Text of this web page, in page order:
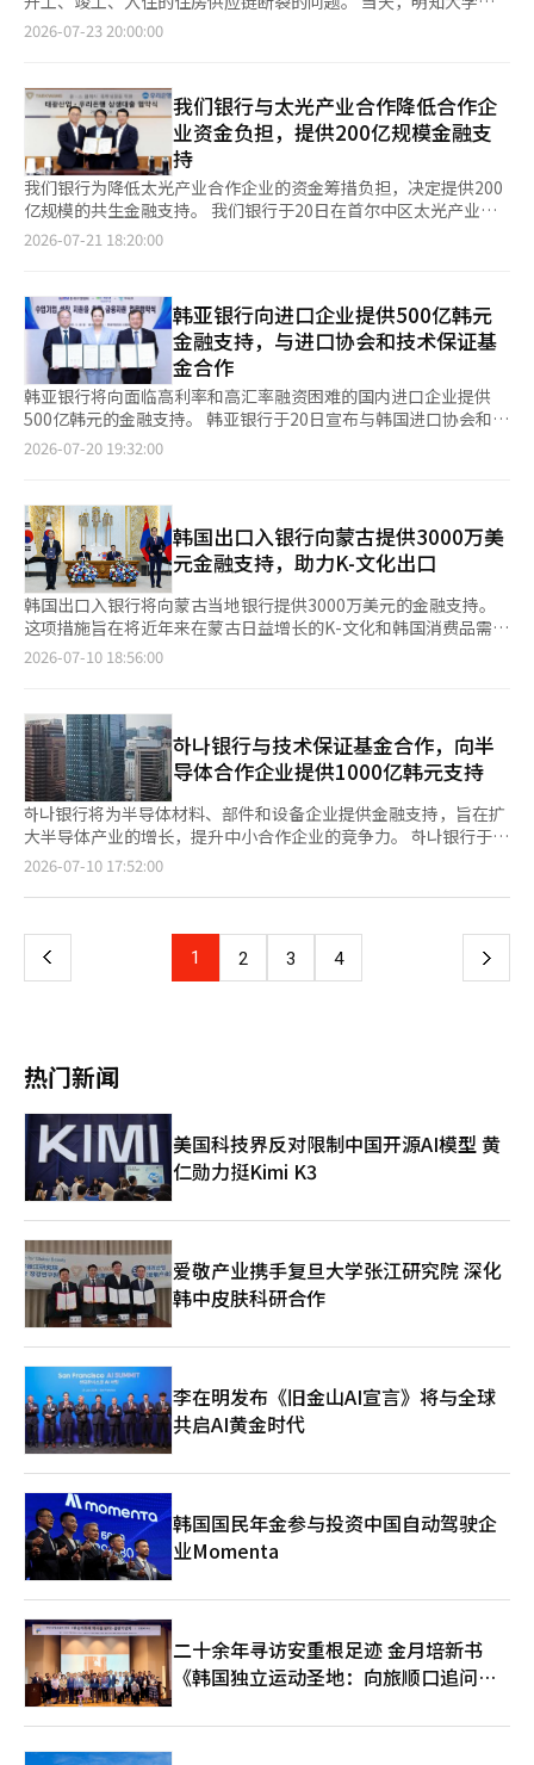
场和南东国家产业园区，向商会发展基金捐赠并召开企业座谈会，
听取现场的困难情况。汉拿银行计划针对仁川本地企业推出总计
竞争力，提供量身定制的金融支持。 李浩成行长表示：“与小商
户和产业园区企业的共生是金融机构应尽的责任”，并表示：“我
们将通过切实的地方定制金融支持，成为与地方共同成长的金融伙
伴。”
地产学教授晋美允作为发言人强调，政府需要提供金融和税制支
示：“自2022年以来，审批和开工数量同时急剧减少，尤其是开
工量大幅下降。这将导致未来竣工和入住数量的减少，以及现有交
易市场的房源减少，从而最终加大低收入和中产阶级的居住成
本。” 她还指出：“在租赁诈骗事件后，租客的信任崩溃，青年
单身家庭和新婚夫妇的重要居住选择——非公寓新建项目大幅减
少。因此，迫切需要恢复住房供应管道，使审批与开工、开工与竣
工、入住相连。” 晋教授强调，为了解决供应瓶颈，首先需要有
针对性的金融和税制支持，以恢复新建供应。她指出：“在完成土
项目。然而，放松监管或支持可能会刺激价格或预期，因此应采取
有选择的差别支持。” 她还强调，必须解决民间整治项目各阶段
的瓶颈问题。晋教授表示：“整治项目是需要重点开放的长期住房
供应通道，但仅靠放宽容积率是有限的。需要持续管理施工成本负
担、金融支持、分摊费用、协会冲突等各阶段的瓶颈，并检查监管
放松是否真正转化为供应。” 此外，晋教授提到：“应整合规
划、补偿、土地开发、交通等各阶段的风险因素，强化中央与地方
政府及公共部门的协作，以便让公众感受到‘我能住得起的房
还指出，应同时推进针对低利用和闲置土地的计划性综合开发。她
表示：“由于产业、就业和消费结构的变化，未能得到合理利用的
商业和工业区域需要灵活转变为居住用途，但应优先采取有选择的
计划性综合开发，而非一刀切的放宽。” 此外，晋教授还补充
说，应通过培养专业租赁主体来扩展租赁中介市场。她指出：“需
要培养具备专业性的租赁人，以填补严格的公共租赁与私人租赁市
场之间的巨大空白，使新建和长期租赁运营成为可能。同时，接受
支持的租赁人必须遵守公共性、透明管理和保护租客的义务。”
降低进入门槛的住房阶梯作用。”她还提到：“应改善重叠复杂的
制度体系，如调控区域、投机过热地区、土地交易许可区域等，保
持对市场不安的应对能力，同时减少公众负担和不便。” 会议结
束后，李在明总统还向晋教授询问了自2022年以来住房审批和开
工数量急剧减少的结构性原因。 晋教授回答：“自2022年底开始
的加息影响很大。造成建筑行业开工延迟的主要是由于疫情后全球
供应链的混乱、材料采购问题和施工成本上升等内外部环境恶化，
回暖，但占建筑行业90%以上的中小住宅建筑商参与的市场仍然大
幅低迷。” 她还指出，持续的高利率、材料采购困难、项目融资
市场未改善等问题，使得“考虑到客观经济形势，审批和开工的萎
2026-07-23 20:00:00
我们银行与太光产业合作降低合作企
业资金负担，提供200亿规模金融支
持
我们银行为降低太光产业合作企业的资金筹措负担，决定提供200
亿规模的共生金融支持。 我们银行于20日在首尔中区太光产业总
部与太光产业签署了《合作企业共同成长的共生金融业务协议》。
3.5个百分点的利率优惠，以降低利息负担。 除了金融支持外，我
们还将为合作企业提供非金融服务，以帮助其经营稳定，包括支持
企业的稳定继承的继承咨询和针对员工的定制资产管理服务等。
此外，双方通过此次协议，旨在提高合作企业的金融可及性，支持
投资和业务扩展。预计将加强大企业与合作企业之间的共生合作体
系，提高整个供应链的竞争力。 我们银行大企业营业战略部部长
罗永必表示：“我们将提供定制化金融服务，帮助合作企业在稳定
的金融支持下专注于投资和业务扩展，并将加强作为企业生态系统
能（AI）系统翻译与编辑。
2026-07-21 18:20:00
韩亚银行向进口企业提供500亿韩元
金融支持，与进口协会和技术保证基
金合作
韩亚银行将向面临高利率和高汇率融资困难的国内进口企业提供
500亿韩元的金融支持。 韩亚银行于20日宣布与韩国进口协会和技
术保证基金签署了“支持进口企业经营稳定和增长的金融支持合作
先，韩亚银行将向技术保证基金特别出资7亿韩元。技术保证基金
将以此为资金来源，提供总额为500亿韩元的协议保证。支持对象
为符合技术保证条件的韩国进口协会正式会员企业。韩国进口协会
推荐的企业将经过技术保证基金的审核后获得保证支持。 受支持
企业将享受最长两年内保证费0.7个百分点的支持。此外，还将提
供贷款利率和汇率、外汇手续费优惠等金融成本减免的优惠政策。
李正炫韩亚银行外汇事业部常务理事表示：“进口企业从海外引进
原材料和零部件，向国内工业供应，为全球供应链的稳定做出了贡
的支持项目。”
2026-07-20 19:32:00
韩国出口入银行向蒙古提供3000万美
元金融支持，助力K-文化出口
韩国出口入银行将向蒙古当地银行提供3000万美元的金融支持。
这项措施旨在将近年来在蒙古日益增长的K-文化和韩国消费品需求
与我国企业的出口扩展相连接，并加强对当地中小企业的金融支
前一天蒙古乌兰巴托举行的韩蒙首脑会议期间签署的。签约仪式
上，出口入银行行长黄基妍与蒙古贸易开发银行行长奥尔洪出席。
转贷金融是指出口入银行向海外当地银行提供资金，该银行再向购
买韩国企业出口商品的当地企业提供贷款的间接金融方式。这次转
贷金融支持是在2017年蒙古外汇危机后时隔9年重新启动的。TDB
在当地运营着90多个营业网点，拥有众多从韩国进口食品、饮料和
化妆品的客户企业。出口入银行计划利用这一网络迅速提供资金，
支持我国中小企业对蒙古的出口增加和新市场的开拓。黄行长表
示：“通过转贷金融，我们期待能够促进韩国产品的出口，并实现
国企业在蒙古的活跃发展，我们将继续为提升我国企业的出口竞争
力提供政策性金融支持。”※ 本报道经人工智能（AI）系统翻译与
2026-07-10 18:56:00
하나银行与技术保证基金合作，向半
导体合作企业提供1000亿韩元支持
하나银行将为半导体材料、部件和设备企业提供金融支持，旨在扩
大半导体产业的增长，提升中小合作企业的竞争力。 하나银行于
10日宣布与技术保证基金签署了“半导体产业规模化金融支持合作
担，支持其成长。特别是不仅支持三星电子和SK海力士等大企
先， 하나银行与技术保证基金通过此次协议将共同设立1000亿韩
元的协议担保。针对因高物价和高利率长期化而面临经营压力的半
询服务。其计划不仅限于资金供给，还将支持企业的财务结构改善
和成长战略制定。 하나银行副行长徐裕石表示：“此次支持不仅是
简单的金融供给，而是为了提升韩国未来战略产业半导体生态系统
的基础体力的共同成长项目。”他还表示：“我们将扩大生产性金
融，确保半导体相关行业及大企业的二、三次合作企业能够获得实
质性的金融支持。”※ 本报道经人工智能（AI）系统翻译与编辑。
2026-07-10 17:52:00
上
页
1 2 3 4 下
热门新闻
美国科技界反对限制中国开源AI模型 黄
仁勋力挺Kimi K3
爱敬产业携手复旦大学张江研究院 深化
韩中皮肤科研合作
李在明发布《旧金山AI宣言》将与全球
共启AI黄金时代
韩国国民年金参与投资中国自动驾驶企
业Momenta
二十余年寻访安重根足迹 金月培新书
《韩国独立运动圣地：向旅顺口追问历